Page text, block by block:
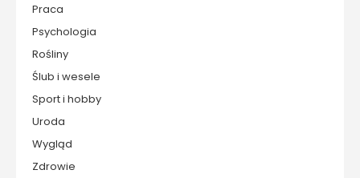
Praca
Psychologia
Rośliny
Ślub i wesele
Sport i hobby
Uroda
Wygląd
Zdrowie